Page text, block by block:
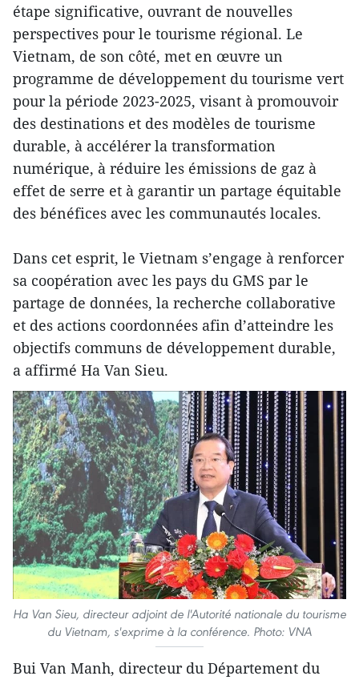
étape significative, ouvrant de nouvelles
perspectives pour le tourisme régional. Le
Vietnam, de son côté, met en œuvre un
programme de développement du tourisme vert
pour la période 2023-2025, visant à promouvoir
des destinations et des modèles de tourisme
durable, à accélérer la transformation
numérique, à réduire les émissions de gaz à
effet de serre et à garantir un partage équitable
des bénéfices avec les communautés locales.
Dans cet esprit, le Vietnam s’engage à renforcer
sa coopération avec les pays du GMS par le
partage de données, la recherche collaborative
et des actions coordonnées afin d’atteindre les
objectifs communs de développement durable,
a affirmé Ha Van Sieu.
Ha Van Sieu, directeur adjoint de l'Autorité nationale du tourisme
du Vietnam, s'exprime à la conférence. Photo: VNA
Bui Van Manh, directeur du Département du